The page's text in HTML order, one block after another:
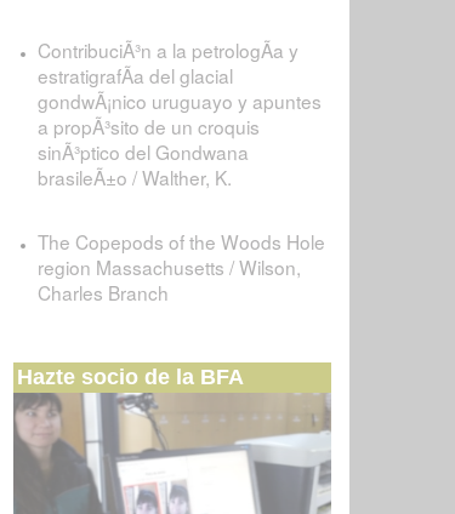
ContribuciÃ³n a la petrologÃ­a y
estratigrafÃ­a del glacial
gondwÃ¡nico uruguayo y apuntes
a propÃ³sito de un croquis
sinÃ³ptico del Gondwana
brasileÃ±o / Walther, K.
The Copepods of the Woods Hole
region Massachusetts / Wilson,
Charles Branch
Hazte socio de la BFA